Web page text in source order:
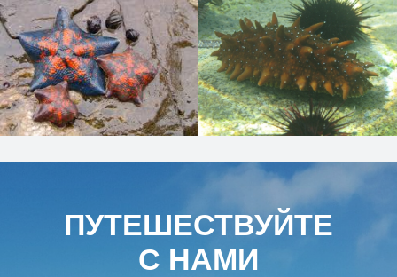
ПУТЕШЕСТВУЙТЕ
С НАМИ